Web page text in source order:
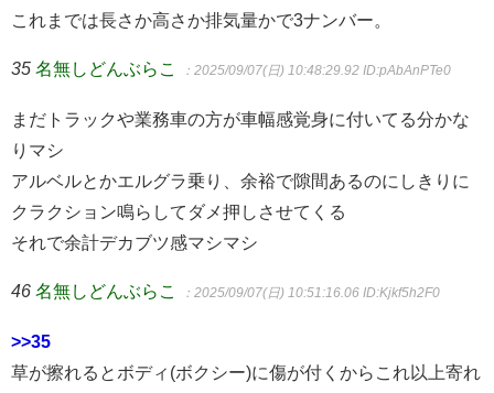
これまでは長さか高さか排気量かで3ナンバー。
35 名無しどんぶらこ ：2025/09/07(日) 10:48:29.92 ID:pAbAnPTe0
まだトラックや業務車の方が車幅感覚身に付いてる分かな
りマシ
アルベルとかエルグラ乗り、余裕で隙間あるのにしきりに
クラクション鳴らしてダメ押しさせてくる
それで余計デカブツ感マシマシ
46 名無しどんぶらこ ：2025/09/07(日) 10:51:16.06 ID:Kjkf5h2F0
>>35
草が擦れるとボディ(ボクシー)に傷が付くからこれ以上寄れ